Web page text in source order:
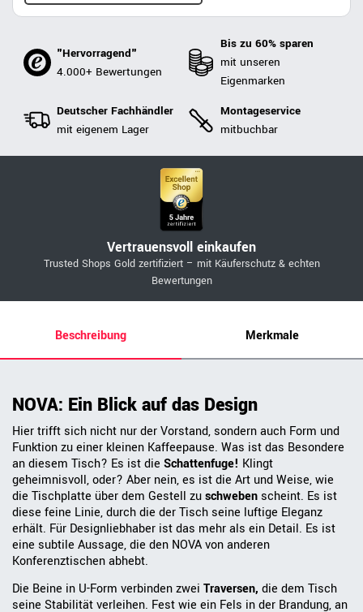
"Hervorragend"
4.000+ Bewertungen
Bis zu 60% sparen
mit unseren
Eigenmarken
Deutscher Fachhändler
mit eigenem Lager
Montageservice
mitbuchbar
Vertrauensvoll einkaufen
Trusted Shops Gold zertifiziert – mit Käuferschutz & echten
Bewertungen
Beschreibung Merkmale
NOVA: Ein Blick auf das Design
Hier trifft sich nicht nur der Vorstand, sondern auch Form und
Funktion zu einer kleinen Kaffeepause. Was ist das Besondere
an diesem Tisch? Es ist die Schattenfuge! Klingt
geheimnisvoll, oder? Aber nein, es ist die Art und Weise, wie
die Tischplatte über dem Gestell zuschweben scheint. Es ist
diese feine Linie, durch die der Tisch seine luftige Eleganz
erhält. Für Designliebhaber ist das mehr als ein Detail. Es ist
eine subtile Aussage, die den NOVA von anderen
Konferenztischen abhebt.
Die Beine in U-Form verbinden zwei Traversen, die dem Tisch
seine Stabilität verleihen. Fest wie ein Fels in der Brandung, an